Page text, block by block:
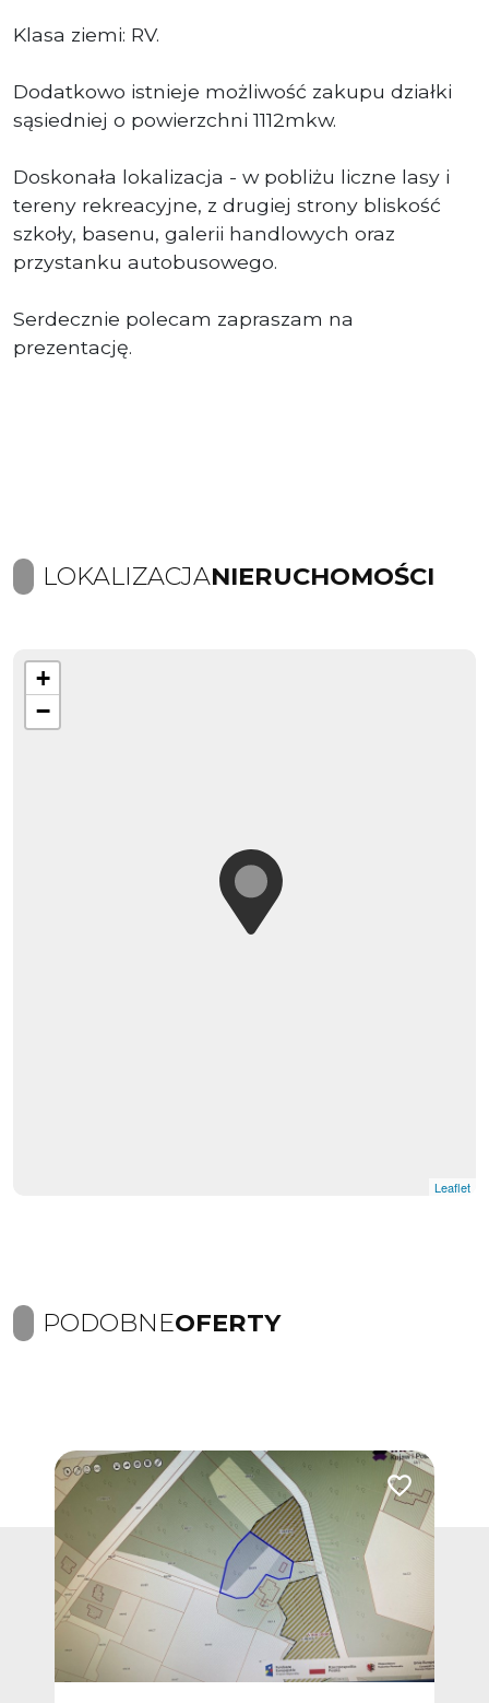
Klasa ziemi: RV.
Dodatkowo istnieje możliwość zakupu działki
sąsiedniej o powierzchni 1112mkw.
Doskonała lokalizacja - w pobliżu liczne lasy i
tereny rekreacyjne, z drugiej strony bliskość
szkoły, basenu, galerii handlowych oraz
przystanku autobusowego.
Serdecznie polecam zapraszam na
prezentację.
LOKALIZACJANIERUCHOMOŚCI
+
−
Leaflet
PODOBNEOFERTY
Dodaj do ulubionych Dodaj do